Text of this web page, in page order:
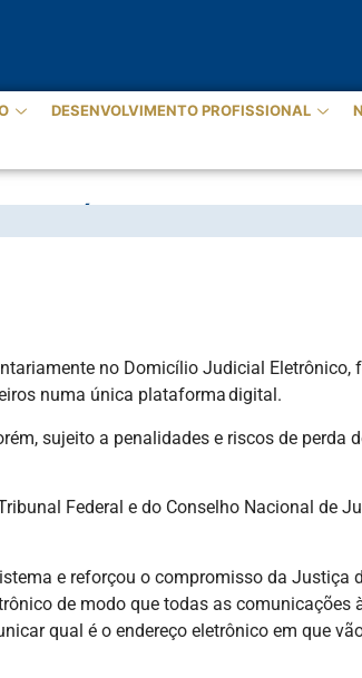
DESENVOLVIMENTO PROFISSIONAL
JUDICIAL
no Domicílio Judicial Eletrônico,
numa única plataforma digital.
sujeito a penalidades e riscos de perda
Federal e do Conselho Nacional de
e reforçou o compromisso da Justiça
de modo que todas as comunicações
qual é o endereço eletrônico em que